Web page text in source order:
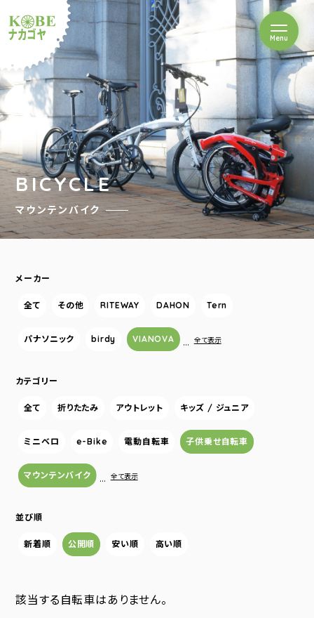
ルショップナカゴヤ
Menuを開閉
BICYCLE
マウンテンバイク
メーカー
全て その他 RITEWAY DAHON Tern
パナソニック birdy VIANOVA … 全て表示
カテゴリー
全て 折りたたみ アウトレット キッズ / ジュニア
ミニベロ e-Bike 電動自転車 子供乗せ自転車
マウンテンバイク … 全て表示
並び順
新着順 公開順 安い順 高い順
該当する自転車はありません。